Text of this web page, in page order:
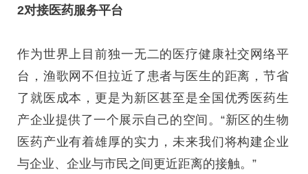
2对接医药服务平台
作为世界上目前独一无二的医疗健康社交网络平
台，渔歌网不但拉近了患者与医生的距离，节省
了就医成本，更是为新区甚至是全国优秀医药生
产企业提供了一个展示自己的空间。“新区的生物
医药产业有着雄厚的实力，未来我们将构建企业
与企业、企业与市民之间更近距离的接触。”